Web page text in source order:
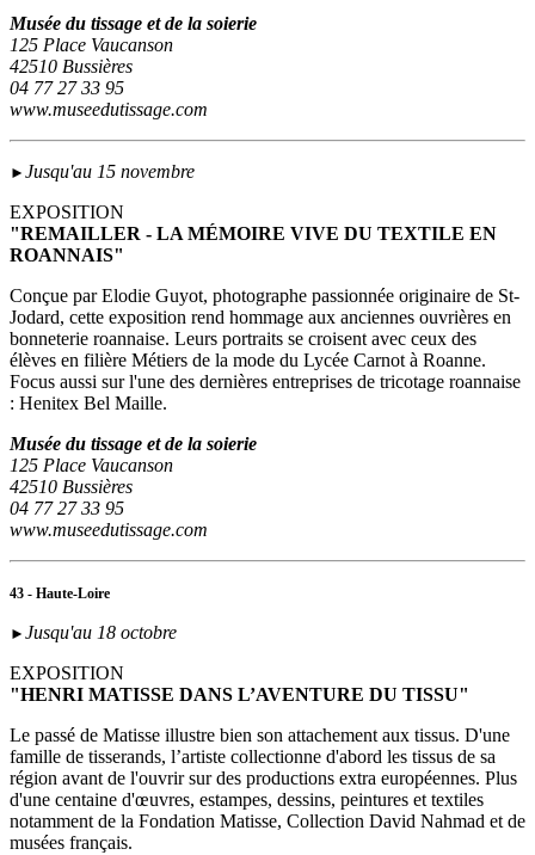
Musée du tissage et de la soierie
125 Place Vaucanson
42510 Bussières
04 77 27 33 95
www.museedutissage.com
► Jusqu'au 15 novembre
EXPOSITION
"REMAILLER - LA MÉMOIRE VIVE DU TEXTILE EN
ROANNAIS"
Conçue par Elodie Guyot, photographe passionnée originaire de St-
Jodard, cette exposition rend hommage aux anciennes ouvrières en
bonneterie roannaise. Leurs portraits se croisent avec ceux des
élèves en filière Métiers de la mode du Lycée Carnot à Roanne.
Focus aussi sur l'une des dernières entreprises de tricotage roannaise
: Henitex Bel Maille.
Musée du tissage et de la soierie
125 Place Vaucanson
42510 Bussières
04 77 27 33 95
www.museedutissage.com
43 - Haute-Loire
► Jusqu'au 18 octobre
EXPOSITION
"HENRI MATISSE DANS L’AVENTURE DU TISSU"
Le passé de Matisse illustre bien son attachement aux tissus. D'une
famille de tisserands, l’artiste collectionne d'abord les tissus de sa
région avant de l'ouvrir sur des productions extra européennes. Plus
d'une centaine d'œuvres, estampes, dessins, peintures et textiles
notamment de la Fondation Matisse, Collection David Nahmad et de
musées français.